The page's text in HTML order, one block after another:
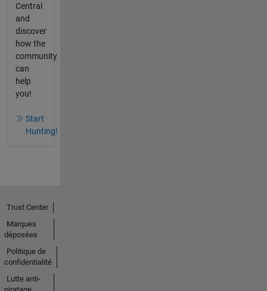
Central
and
discover
how the
community
can
help
you!
Start
Hunting!
Trust Center
Marques
déposées
Politique de
confidentialité
Lutte anti-